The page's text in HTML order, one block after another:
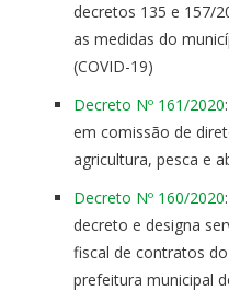
decretos 135 e 157/
as medidas do
(COVID-19)
Decreto Nº 161/2020
em comissão de
agricultura, pesca e
Decreto Nº 160/2020
decreto e designa
fiscal de contratos
prefeitura municipal